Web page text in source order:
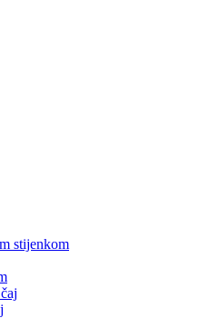
stijenkom